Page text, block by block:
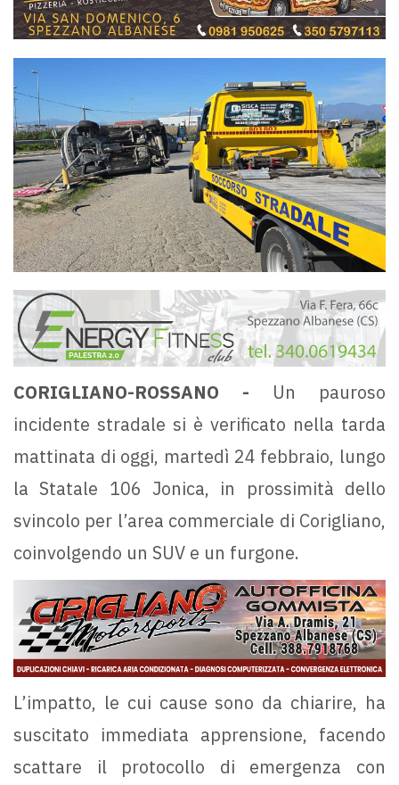
CORIGLIANO-ROSSANO - Un pauroso
incidente stradale si è verificato nella tarda
mattinata di oggi, martedì 24 febbraio, lungo
la Statale 106 Jonica, in prossimità dello
svincolo per l’area commerciale di Corigliano,
coinvolgendo un SUV e un furgone.
L’impatto, le cui cause sono da chiarire, ha
suscitato immediata apprensione, facendo
scattare il protocollo di emergenza con